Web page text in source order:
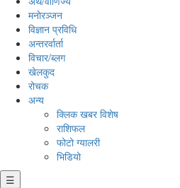
मनाेरञ्जन
विज्ञान प्रविधि
अन्तरर्वार्ता
विचार/ब्लग
खेलकुद
रोचक
अन्य
क्लिक खबर विशेष
राशिफल
फोटो ग्यालरी
भिडियो
☰